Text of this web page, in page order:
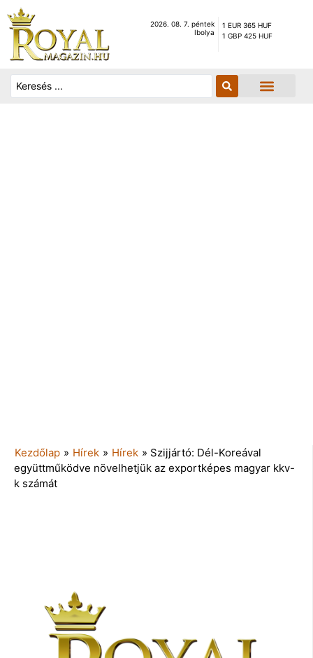
2026. 08. 7. péntek
Ibolya
1 EUR 365 HUF
1 GBP 425 HUF
Kezdőlap » Hírek » Hírek » Szijjártó: Dél-Koreával
együttműködve növelhetjük az exportképes magyar kkv-
k számát